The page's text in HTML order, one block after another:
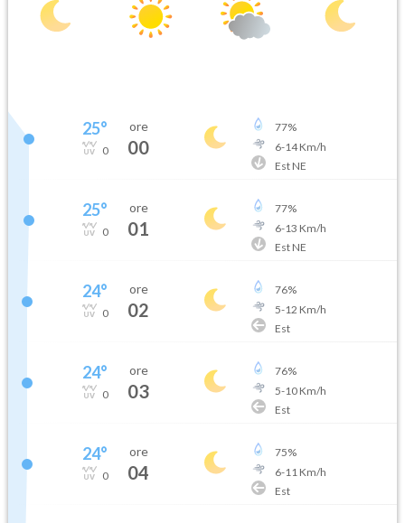
25°
0
ore
00
77%
6-14Km/h
Est NE
25°
0
ore
01
77%
6-13 Km/h
Est NE
24°
0
ore
02
76%
5-12 Km/h
Est
24°
0
ore
03
76%
5-10Km/h
Est
24°
0
ore
04
75%
6-11 Km/h
Est